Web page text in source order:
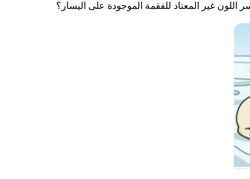
اللون غير المعتاد للفقمة الموجودة على اليسار؟